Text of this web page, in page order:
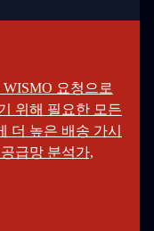
요청으로
위해 필요한 모든
더 높은 배송 가시
급망 분석가,